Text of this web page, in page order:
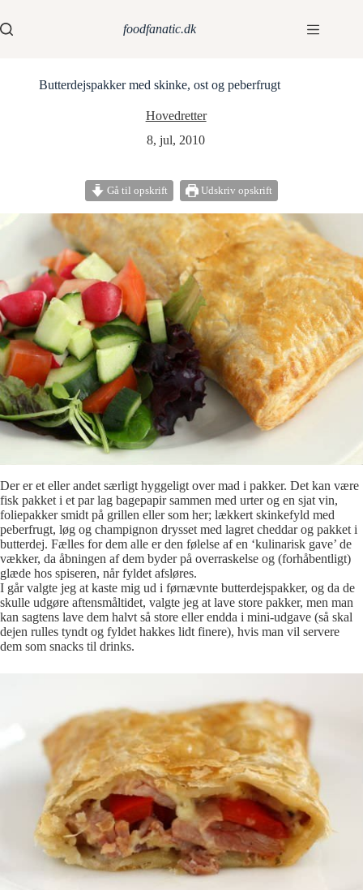
foodfanatic.dk
Butterdejspakker med skinke, ost og peberfrugt
Hovedretter
8, jul, 2010
Gå til opskrift Udskriv opskrift
Der er et eller andet særligt hyggeligt over mad i pakker. Det kan være
fisk pakket i et par lag bagepapir sammen med urter og en sjat vin,
foliepakker smidt på grillen eller som her; lækkert skinkefyld med
peberfrugt, løg og champignon drysset med lagret cheddar og pakket i
butterdej. Fælles for dem alle er den følelse af en ‘kulinarisk gave’ de
vækker, da åbningen af dem byder på overraskelse og (forhåbentligt)
glæde hos spiseren, når fyldet afsløres.
I går valgte jeg at kaste mig ud i førnævnte butterdejspakker, og da de
skulle udgøre aftensmåltidet, valgte jeg at lave store pakker, men man
kan sagtens lave dem halvt så store eller endda i mini-udgave (så skal
dejen rulles tyndt og fyldet hakkes lidt finere), hvis man vil servere
dem som snacks til drinks.